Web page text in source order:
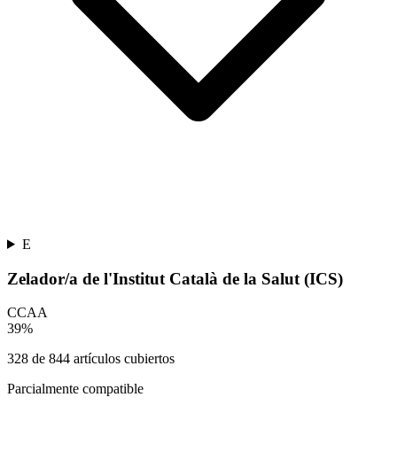
E
Zelador/a de l'Institut Català de la Salut (ICS)
CCAA
39%
328 de 844 artículos cubiertos
Parcialmente compatible